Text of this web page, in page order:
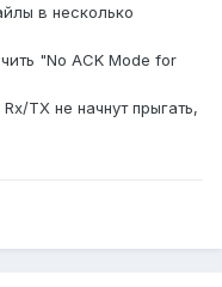
в несколько
"No ACK Mode for
TX не начнут прыгать,